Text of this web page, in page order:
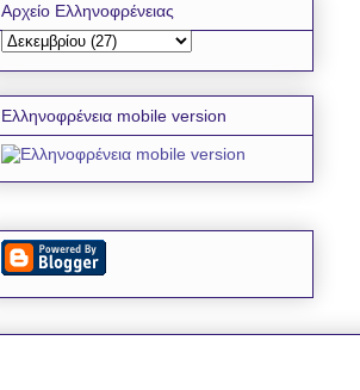
Αρχείο Ελληνοφρένειας
Ελληνοφρένεια mobile version